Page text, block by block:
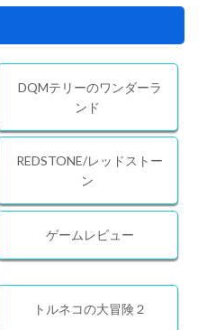
DQMテリーのワンダーラ
ンド
REDSTONE/レッドストー
ン
ゲームレビュー
トルネコの大冒険２